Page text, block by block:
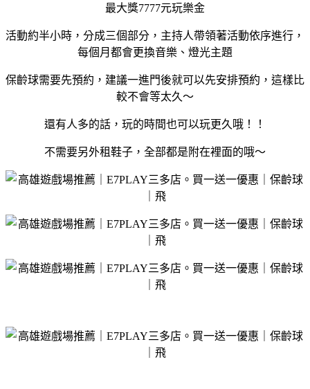
最大獎7777元玩樂金
活動約半小時，分成三個部分，主持人帶領著活動依序進行，
每個月都會更換音樂、燈光主題
保齡球需要先預約，建議一進門後就可以先安排預約，這樣比
較不會等太久～
還有人多的話，玩的時間也可以玩更久哦！！
不需要另外租鞋子，全部都是附在裡面的哦～